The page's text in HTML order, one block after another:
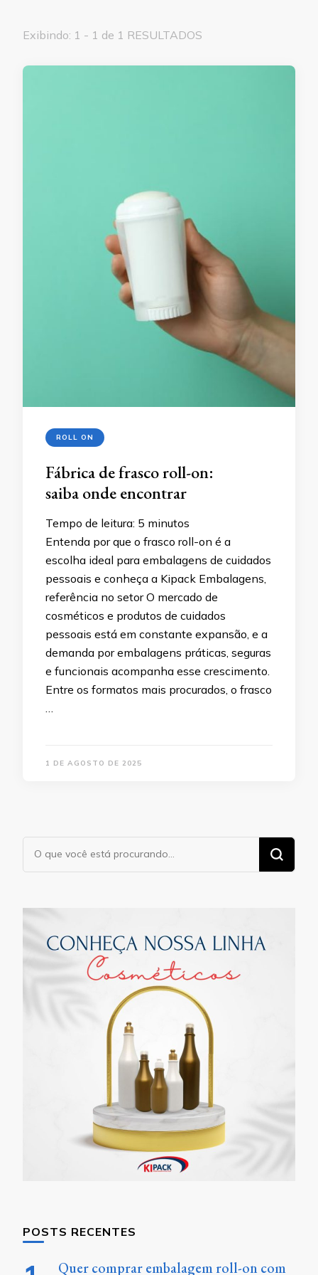
Exibindo: 1 - 1 de 1 RESULTADOS
ROLL ON
Fábrica de frasco roll-on:
saiba onde encontrar
Tempo de leitura: 5 minutos
Entenda por que o frasco roll-on é a
escolha ideal para embalagens de cuidados
pessoais e conheça a Kipack Embalagens,
referência no setor O mercado de
cosméticos e produtos de cuidados
pessoais está em constante expansão, e a
demanda por embalagens práticas, seguras
e funcionais acompanha esse crescimento.
Entre os formatos mais procurados, o frasco
…
1 DE AGOSTO DE 2025
Procurando
algo?
POSTS RECENTES
Quer comprar embalagem roll-on com